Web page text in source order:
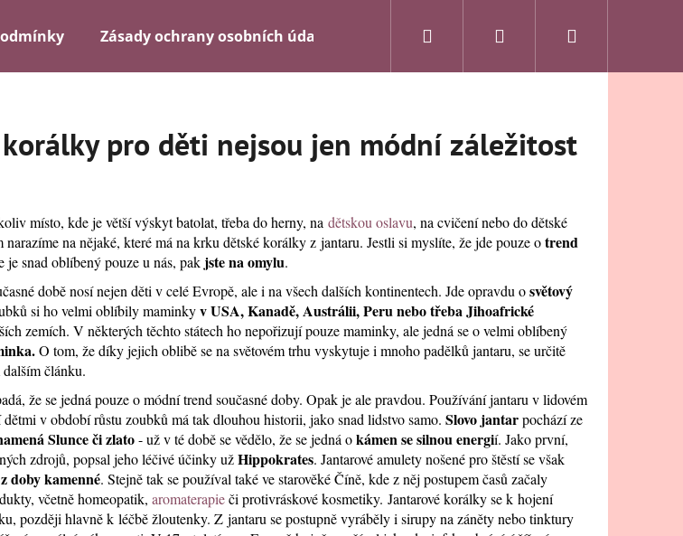
Zásady ochrany osobních údajů Kontakty Velkoobchod
Přihlášení
pro děti nejsou jen módní záležitost
místo, kde je větší výskyt batolat, třeba do herny, na dětskou oslavu, na cvičení nebo do dětské
narazíme na nějaké, které má na krku dětské korálky z jantaru. Jestli si myslíte, že jde pouze otrend
je snad oblíbený pouze u nás, pak jste na omylu.
době nosí nejen děti v celé Evropě, ale i na všech dalších kontinentech. Jde opravdu osvětový
si ho velmi oblíbily maminkyv USA, Kanadě, Austrálii, Peru nebo třeba Jihoafrické
zemích. V některých těchto státech ho nepořizují pouze maminky, ale jedná se o velmi oblíbený
O tom, že díky jejich oblibě se na světovém trhu vyskytuje i mnoho padělků jantaru, se určitě
článku.
že se jedná pouze o módní trend současné doby. Opak je ale pravdou. Používání jantaru v lidovém
v období růstu zoubků má tak dlouhou historii, jako snad lidstvo samo. Slovo jantarpochází ze
Slunce či zlato- už v té době se vědělo, že se jedná okámen se silnou energií. Jako první,
zdrojů, popsal jeho léčivé účinky užHippokrates. Jantarové amulety nošené pro štěstí se však
z doby kamenné. Stejně tak se používal také ve starověké Číně, kde z něj postupem časů začaly
včetně homeopatik, aromaterapieči protivráskové kosmetiky. Jantarové korálky se k hojení
později hlavně k léčbě žloutenky. Z jantaru se postupně vyráběly i sirupy na záněty nebo tinktury
najít?
Následující
- KULATÉ
AMETYST
JANTAROVÝ NÁRAMEK PRO DOSPĚLÉ -
JANTAR A RŮŽENÍN, 19CM
320 Kč